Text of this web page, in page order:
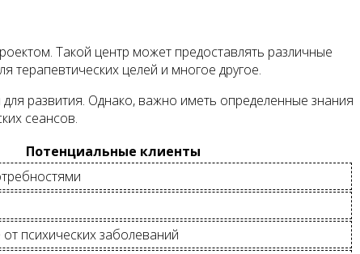
Такой центр может предоставлять различные
терапевтических целей и многое другое.
развития. Однако, важно иметь определенные знания
сеансов.
Потенциальные клиенты
психических заболеваний